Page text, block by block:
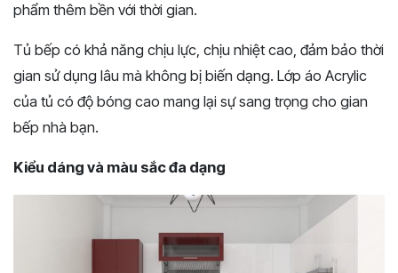
phẩm thêm bền với thời gian.
Tủ bếp có khả năng chịu lực, chịu nhiệt cao, đảm bảo thời
gian sử dụng lâu mà không bị biến dạng. Lớp áo Acrylic
của tủ có độ bóng cao mang lại sự sang trọng cho gian
bếp nhà bạn.
Kiểu dáng và màu sắc đa dạng